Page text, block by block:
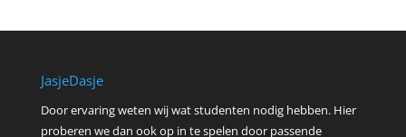
JasjeDasje
Door ervaring weten wij wat studenten nodig hebben. Hier
proberen we dan ook op in te spelen door passende